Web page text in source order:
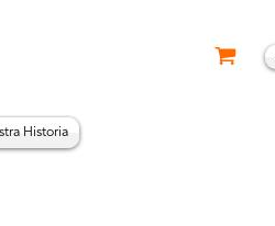
Historia